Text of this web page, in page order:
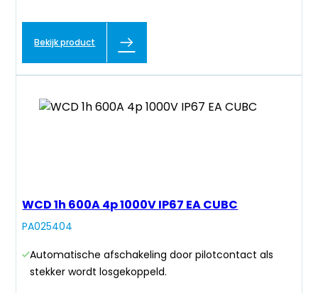
Bekijk product
WCD 1h 600A 4p 1000V IP67 EA CUBC
PA025404
Automatische afschakeling door pilotcontact als
stekker wordt losgekoppeld.